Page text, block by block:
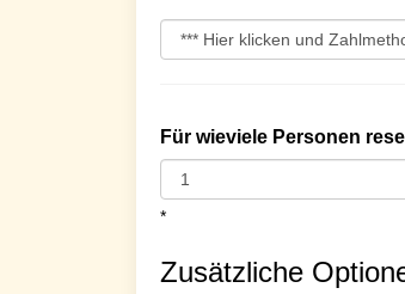
Für wieviele Personen
*
Zusätzliche